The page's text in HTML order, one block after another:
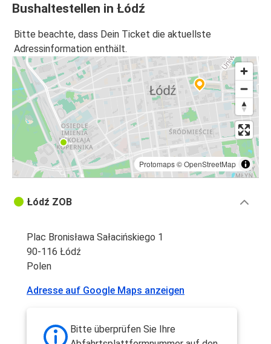
Bushaltestellen in Łódź
Bitte beachte, dass Dein Ticket die aktuellste
Adressinformation enthält.
Protomaps©OpenStreetMap
Łódź ZOB
Plac Bronisława Sałacińskiego 1
90-116 Łódź
Polen
Adresse auf Google Maps anzeigen
Bitte überprüfen Sie Ihre